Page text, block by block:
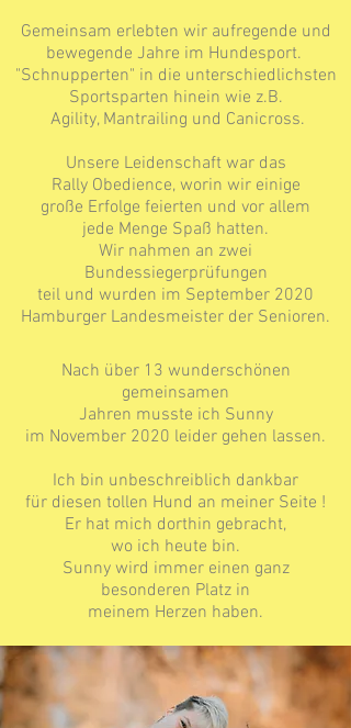
Gemeinsam erlebten wir aufregende und
bewegende Jahre im Hundesport.
"Schnupperten" in die unterschiedlichsten
Sportsparten hinein wie z.B.
Agility, Mantrailing und Canicross.
Unsere Leidenschaft war das
Rally Obedience, worin wir einige
große Erfolge feierten und vor allem
jede Menge Spaß hatten.
Wir nahmen an zwei
Bundessiegerprüfungen
teil und wurden im September 2020
Hamburger Landesmeister der Senioren.
Nach über 13 wunderschönen
gemeinsamen
Jahren musste ich Sunny
im November 2020 leider gehen lassen.
Ich bin unbeschreiblich dankbar
für diesen tollen Hund an meiner Seite !
Er hat mich dorthin gebracht,
wo ich heute bin.
Sunny wird immer einen ganz
besonderen Platz in
meinem Herzen haben.